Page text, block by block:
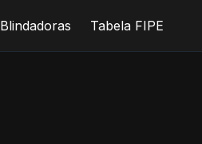
Blindadoras Tabela FIPE